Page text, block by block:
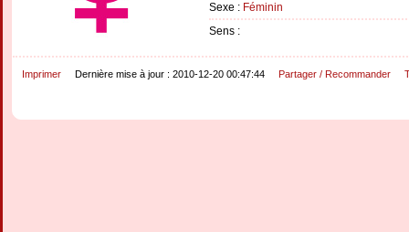
Sexe : Féminin
Sens :
Imprimer Dernière mise à jour : 2010-12-20 00:47:44 Partager / Recommander